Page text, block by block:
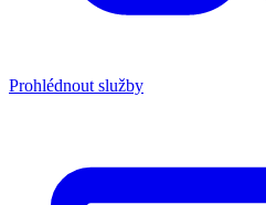
Prohlédnout služby